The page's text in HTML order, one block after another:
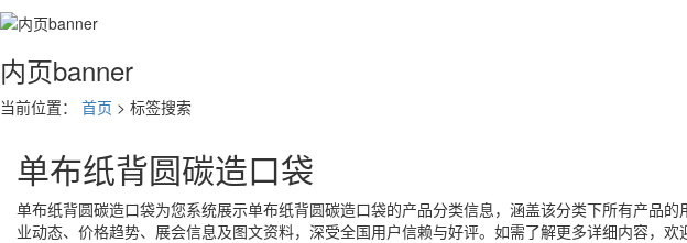
内页banner
当前位置： 首页 > 标签搜索
单布纸背圆碳造口袋
单布纸背圆碳造口袋为您系统展示单布纸背圆碳造口袋的产品分类信息，涵盖该分类下所有产品
业动态、价格趋势、展会信息及图文资料，深受全国用户信赖与好评。如需了解更多详细内容，欢